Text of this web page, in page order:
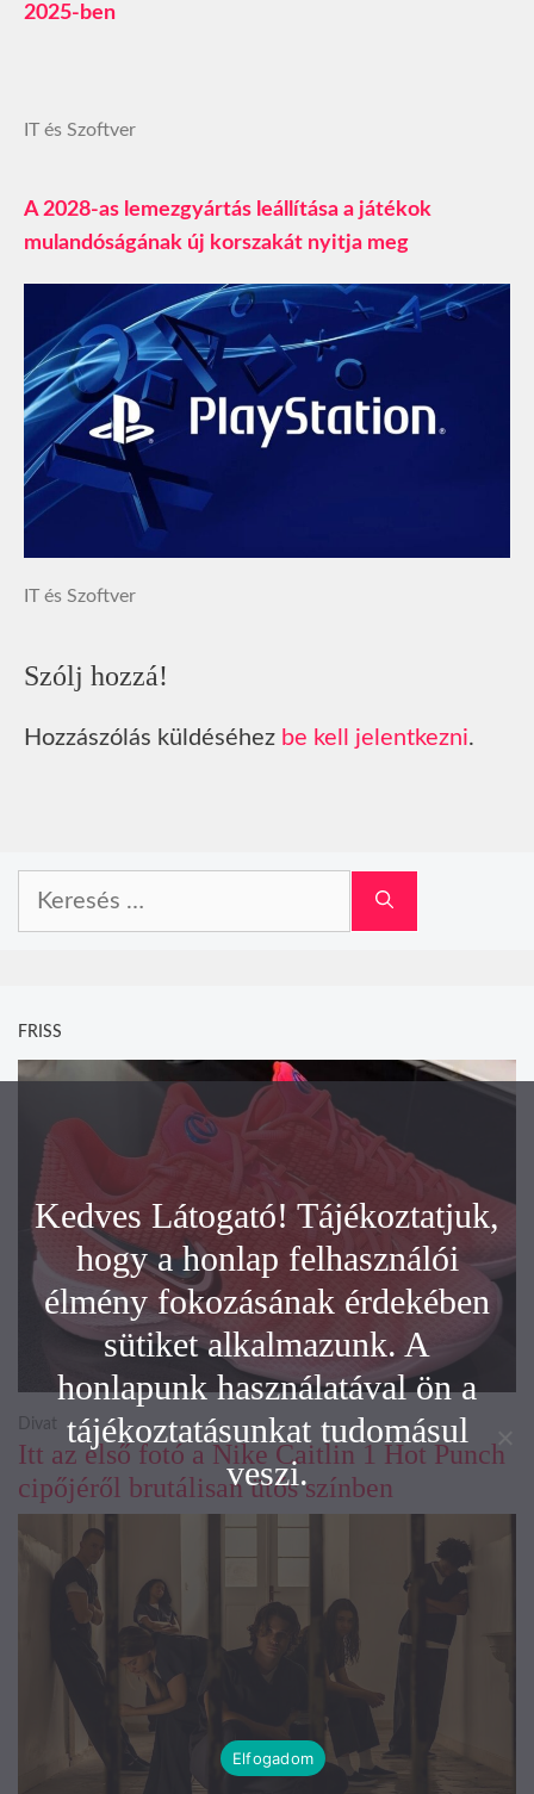
2025-ben
IT és Szoftver
A 2028-as lemezgyártás leállítása a játékok
mulandóságának új korszakát nyitja meg
IT és Szoftver
Szólj hozzá!
Hozzászólás küldéséhez be kell jelentkezni.
FRISS
Itt az első fotó a Nike Caitlin 1 Hot Punch
cipőjéről brutálisan ütős színben
Divat
Kedves Látogató! Tájékoztatjuk,
hogy a honlap felhasználói
élmény fokozásának érdekében
sütiket alkalmazunk. A
honlapunk használatával ön a
tájékoztatásunkat tudomásul
veszi.
Elfogadom